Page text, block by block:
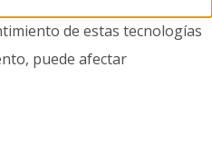
de estas tecnologías
puede afectar